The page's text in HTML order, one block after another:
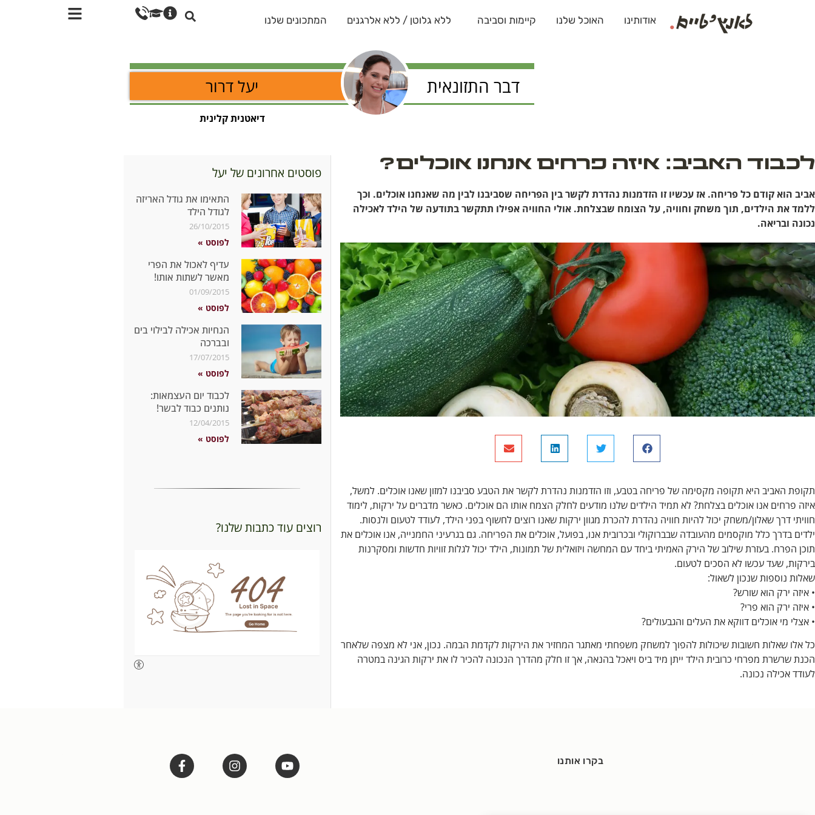
אודותינו האוכל שלנו קיימות וסביבה ללא גלוטן / ללא אלרגנים המתכונים שלנו
דבר התזונאית יעל דרור
דיאטנית קלינית
לכבוד האביב: איזה פרחים אנחנו אוכלים?
אביב הוא קודם כל פריחה. אז עכשיו זו הזדמנות נהדרת לקשר בין הפריחה שסביבנו לבין מה שאנחנו אוכלים. וכך
ללמד את הילדים, תוך משחק וחוויה, על הצומח שבצלחת. אולי החוויה אפילו תתקשר בתודעה של הילד לאכילה
נכונה ובריאה.
תקופת האביב היא תקופה מקסימה של פריחה בטבע, וזו הזדמנות נהדרת לקשר את הטבע סביבנו למזון שאנו אוכלים. למשל,
איזה פרחים אנו אוכלים בצלחת? לא תמיד הילדים שלנו מודעים לחלק הצמח אותו הם אוכלים. כאשר מדברים על ירקות, לימוד
חוויתי דרך שאלון/משחק יכול להיות חוויה נהדרת להכרת מגוון ירקות שאנו רוצים לחשוף בפני הילד, לעודד לטעום ולנסות.
ילדים בדרך כלל מוקסמים מהעובדה שבברוקולי ובכרובית אנו, בפועל, אוכלים את הפריחה. גם בגרעיני החמנייה, אנו אוכלים את
תוכן הפרח. בעזרת שילוב של הירק האמיתי ביחד עם המחשה ויזואלית של תמונות, הילד יכול לגלות זוויות חדשות ומסקרנות
בירקות, שעד עכשו לא הסכים לטעום.
שאלות נוספות שנכון לשאול:
• איזה ירק הוא שורש?
• איזה ירק הוא פרי?
• אצלי מי אוכלים דווקא את העלים והגבעולים?
כל אלו שאלות חשובות שיכולות להפוך למשחק משפחתי מאתגר המחזיר את הירקות לקדמת הבמה. נכון, אני לא מצפה שלאחר
הכנת שרשרת מפרחי כרובית הילד ייתן מיד ביס ויאכל בהנאה, אך זו חלק מהדרך הנכונה להכיר לו את ירקות הגינה במטרה
לעודד אכילה נכונה.
פוסטים אחרונים של יעל
התאימו את גודל האריזה
לגודל הילד
26/10/2015
לפוסט »
עדיף לאכול את הפרי
מאשר לשתות אותו!
01/09/2015
לפוסט »
הנחיות אכילה לבילוי בים
ובברכה
17/07/2015
לפוסט »
לכבוד יום העצמאות:
נותנים כבוד לבשר!
12/04/2015
לפוסט »
רוצים עוד כתבות שלנו?
בקרו אותנו